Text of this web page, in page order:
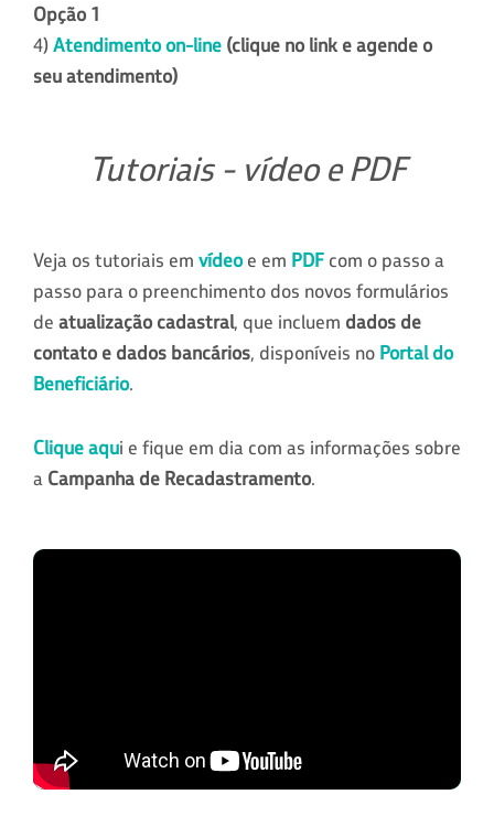
Opção 1
4)Atendimento on-line (clique no link e agende o
seu atendimento)
Tutoriais - vídeo e PDF
Veja os tutoriais em vídeoe em PDF com o passo a
passo para o preenchimento dos novos formulários
de atualização cadastral, que incluem dados de
contato e dados bancários, disponíveis no Portal do
Beneficiário.
Clique aqui e fique em dia com as informações sobre
a Campanha de Recadastramento.